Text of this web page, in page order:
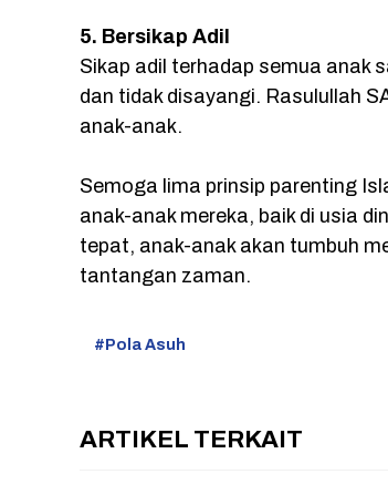
5. Bersikap Adil
Sikap adil terhadap semua anak
dan tidak disayangi. Rasulullah
anak-anak.
Semoga lima prinsip parenting
anak-anak mereka, baik di usia
tepat, anak-anak akan tumbuh
tantangan zaman.
Pola Asuh
ARTIKEL TERKAIT